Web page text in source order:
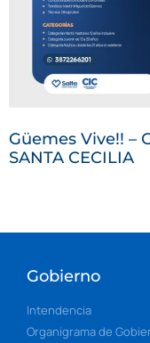
Güemes Vive!! –
SANTA CECILIA
Gobierno
Intendencia
Organigrama de